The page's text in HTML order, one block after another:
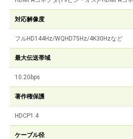
対応解像度
フルHD144Hz/WQHD75Hz/4K30Hzなど
最大伝送帯域
10.2Gbps
著作権保護
HDCP1.4
ケーブル径